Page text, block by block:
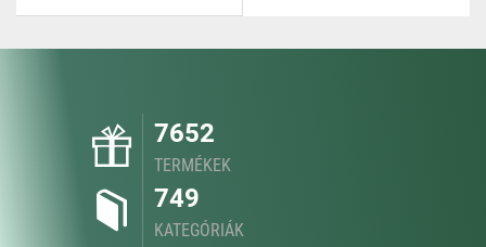
7652
TERMÉKEK
749
KATEGÓRIÁK